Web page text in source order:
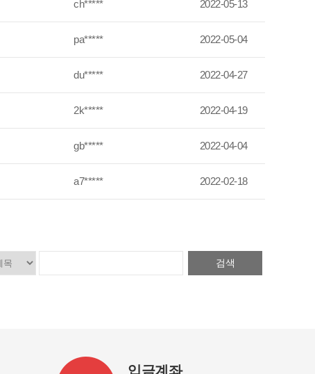
ch***** 2022-05-13
pa***** 2022-05-04
du***** 2022-04-27
2k***** 2022-04-19
gb***** 2022-04-04
a7***** 2022-02-18
검색
입금계좌